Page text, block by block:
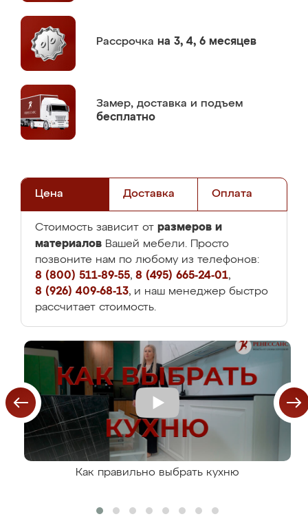
Рассрочка на 3, 4, 6 месяцев
Замер, доставка и подъем
бесплатно
Цена Доставка Оплата
Стоимость зависит от размеров и
материалов Вашей мебели. Просто
позвоните нам по любому из телефонов:
8 (800) 511-89-55, 8 (495) 665-24-01,
8 (926) 409-68-13, и наш менеджер быстро
рассчитает стоимость.
Как правильно выбрать кухню